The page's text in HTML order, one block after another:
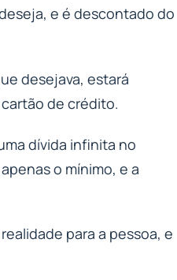
e é descontado do
desejava, estará
de crédito.
dívida infinita no
o mínimo, e a
para a pessoa, e